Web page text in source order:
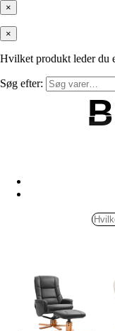
×
×
Hvilket produkt leder du
Søg efter: